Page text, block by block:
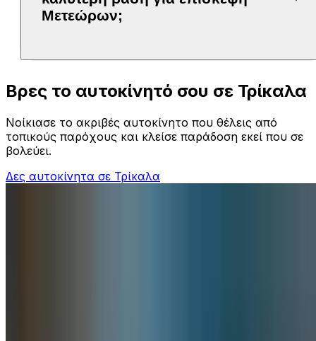
Μετεώρων;
Βρες το αυτοκίνητό σου σε Τρίκαλα
Νοίκιασε το ακριβές αυτοκίνητο που θέλεις από
τοπικούς παρόχους και κλείσε παράδοση εκεί που σε
βολεύει.
Δες αυτοκίνητα σε Τρίκαλα